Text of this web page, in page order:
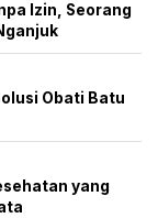
Izin, Seorang
Obati Batu
yang